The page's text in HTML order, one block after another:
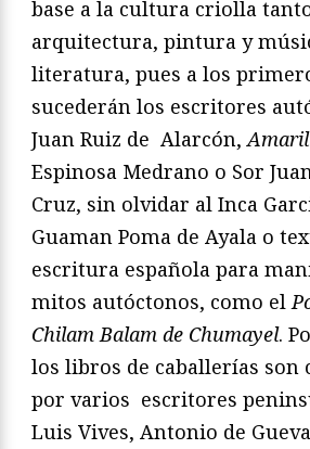
base a la cultura criolla
arquitectura, pintura y
literatura, pues a los
sucederán los escritores
Juan Ruiz de Alarcón,
Espinosa Medrano o Sor
Cruz, sin olvidar al Inca
Guaman Poma de Ayala o
escritura española para
mitos autóctonos, como el
Chilam Balam de Chumayel.
los libros de caballerías son
por varios escritores
Luis Vives, Antonio de